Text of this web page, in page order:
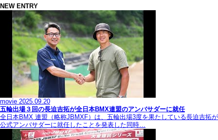
NEW ENTRY
movie 2025.09.20
五輪出場３回の長迫吉拓が全日本BMX連盟のアンバサダーに就任
全日本BMX 連盟（略称JBMXF）は、五輪出場3度を果たしている長迫吉拓が
公式アンバサダーに就任したことを発表した同時…